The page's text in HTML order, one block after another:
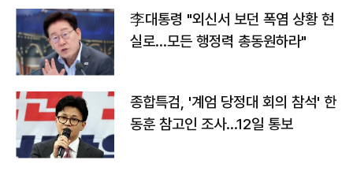
李대통령 "외신서 보던 폭염 상황 현
실로…모든 행정력 총동원하라"
종합특검, '계엄 당정대 회의 참석' 한
동훈 참고인 조사...12일 통보